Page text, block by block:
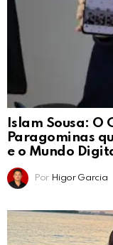
Islam Sousa: O
Paragominas
e o Mundo
Por Higor Garcia